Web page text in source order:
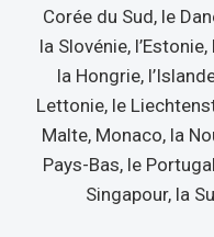
Corée du Sud, le
la Slovénie,
la Hongrie,
Lettonie, le
Malte, Monaco, la
Pays-Bas, le
Singapour, la